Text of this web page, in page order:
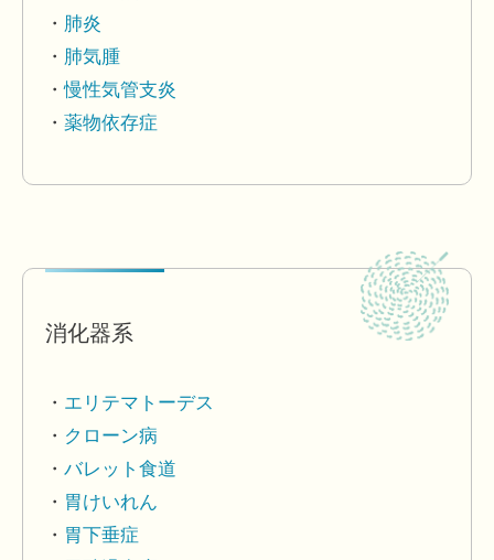
肺炎
肺気腫
慢性気管支炎
薬物依存症
消化器系
エリテマトーデス
クローン病
バレット食道
胃けいれん
胃下垂症